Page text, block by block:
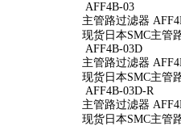
AFF4B-03
主管路过滤器
现货日本SMC主管
AFF4B-03D
主管路过滤器
现货日本SMC主管
AFF4B-03D-R
主管路过滤器
现货日本SMC主管